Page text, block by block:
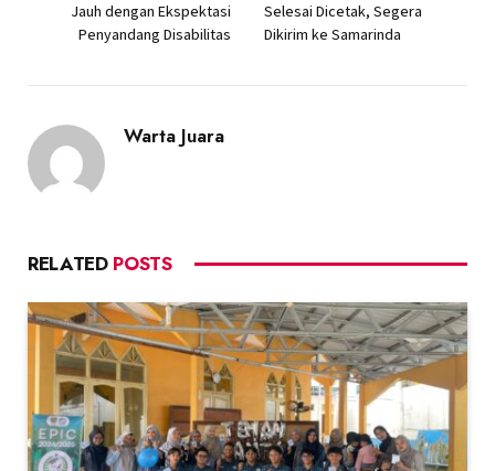
Jauh dengan Ekspektasi
Penyandang Disabilitas
Selesai Dicetak, Segera
Dikirim ke Samarinda
Warta Juara
RELATED POSTS